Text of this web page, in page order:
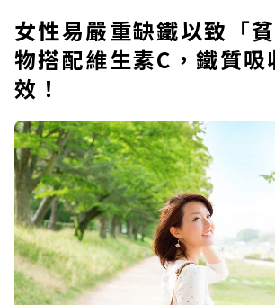
女性易嚴重缺鐵以致「
物搭配維生素C，鐵質吸
效！